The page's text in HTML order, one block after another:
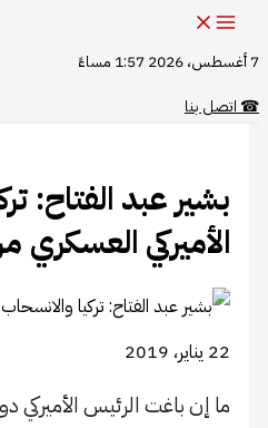
7 أغسطس، 2026 1:57 مساءً
☎اتصل بنا
بشير عبد الفتاح:
الأميركي العسكري
22 يناير، 2019
ما إن باغت الرئيس الأميركي